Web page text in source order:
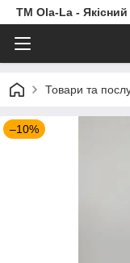
TM Ola-La -
Товари та
–10%